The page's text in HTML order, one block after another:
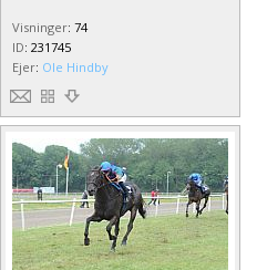
Visninger: 74
ID: 231745
Ejer: Ole Hindby